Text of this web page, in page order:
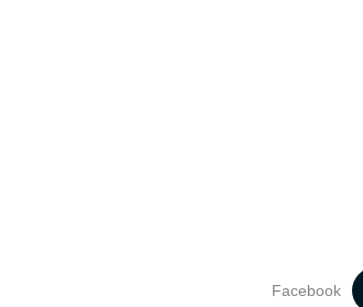
Facebook